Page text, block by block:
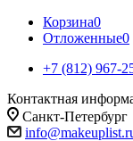
Корзина0
Отложенные0
+7 (812) 967-
Контактная
Санкт-Петербург